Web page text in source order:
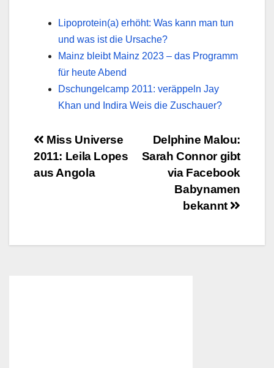
Lipoprotein(a) erhöht: Was kann man tun
und was ist die Ursache?
Mainz bleibt Mainz 2023 – das Programm
für heute Abend
Dschungelcamp 2011: veräppeln Jay
Khan und Indira Weis die Zuschauer?
BeitragsnavigationDelphine Malou:
Sarah Connor gibt
via Facebook
Babynamen
bekannt
Miss Universe
2011: Leila Lopes
aus Angola